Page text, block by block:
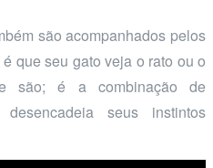
são acompanhados pelos
que seu gato veja o rato ou o
são; é a combinação de
seus instintos